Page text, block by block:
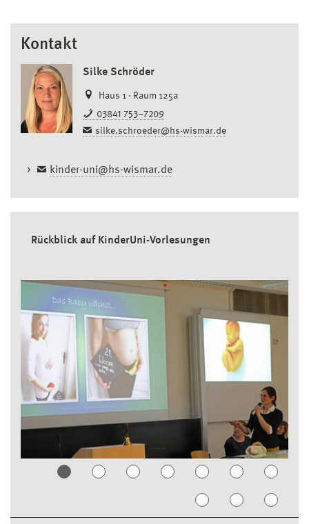
Kontakt
Silke Schröder
Haus 1 · Raum 125a
03841 753–7209
silke.schroeder@hs-wismar.de
kinder-uni@hs-wismar.de
Rückblick auf KinderUni-Vorlesungen